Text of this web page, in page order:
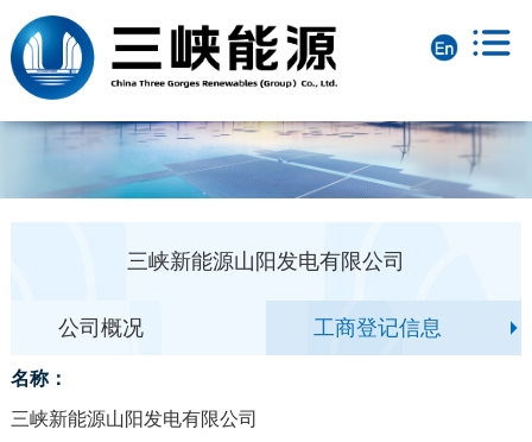
三峡新能源山阳发电有限公司
公司概况 工商登记信息
名称：
三峡新能源山阳发电有限公司